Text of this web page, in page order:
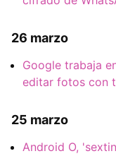
26 marzo
Google trabaja
editar fotos con
25 marzo
Android O,